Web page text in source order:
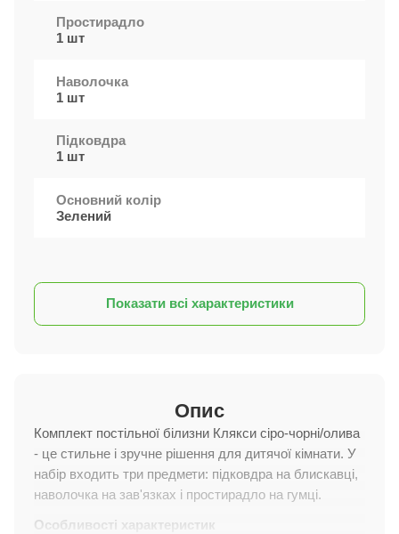
Простирадло
1 шт
Наволочка
1 шт
Підковдра
1 шт
Основний колір
Зелений
Показати всі характеристики
Опис
Комплект постільної білизни Клякси сіро-чорні/олива
- це стильне і зручне рішення для дитячої кімнати. У
набір входить три предмети: підковдра на блискавці,
наволочка на зав'язках і простирадло на гумці.
Особливості характеристик